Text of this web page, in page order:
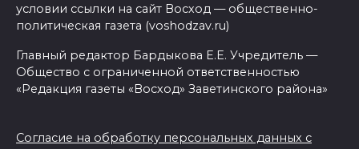
условии ссылки на сайт Восход — общественно-
политическая газета (voshodzav.ru)
Главный редактор Бардыкова Е.Е. Учредитель —
Общество с ограниченной ответственностью
«Редакция газеты «Восход» Заветинского района»
Согласие на обработку персональных данных с